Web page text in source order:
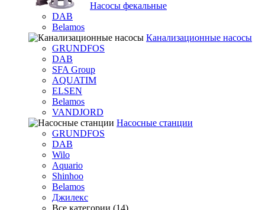
Насосы фекальные
DAB
Belamos
Канализационные насосы
GRUNDFOS
DAB
SFA Group
AQUATIM
ELSEN
Belamos
VANDJORD
Насосные станции
GRUNDFOS
DAB
Wilo
Aquario
Shinhoo
Belamos
Джилекс
Все категории (14)